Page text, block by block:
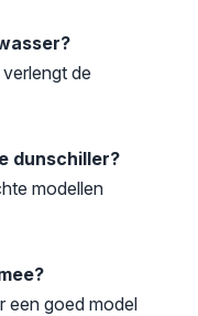
de
dunschiller?
modellen
een goed model